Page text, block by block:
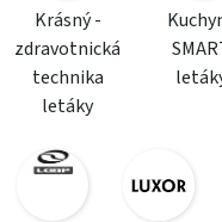
Krásný -
zdravotnická
technika
letáky